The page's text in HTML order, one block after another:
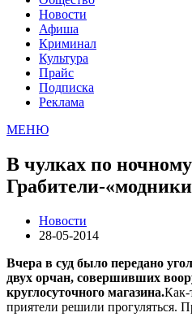
Новости
Афиша
Криминал
Культура
Прайс
Подписка
Реклама
МЕНЮ
В чулках по
Грабители-
Новости
28-05-2014
Вчера в суд было передано
двух орчан, совершивших
круглосуточного магазина.Как-
приятели решили прогуляться.